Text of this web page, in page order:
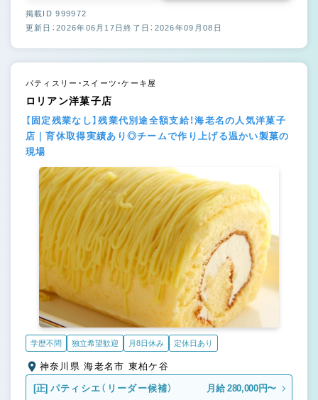
掲載ID 999972
更新日：2026年06月17日終了日：2026年09月08日
パティスリー・スイーツ・ケーキ屋
ロリアン洋菓子店
【固定残業なし】残業代別途全額支給！海老名の人気洋菓子
店｜育休取得実績あり◎チームで作り上げる温かい製菓の
現場
学歴不問 独立希望歓迎 月8日休み 定休日あり
神奈川県 海老名市 東柏ケ谷
[正] パティシエ（リーダー候補） 月給 280,000円〜